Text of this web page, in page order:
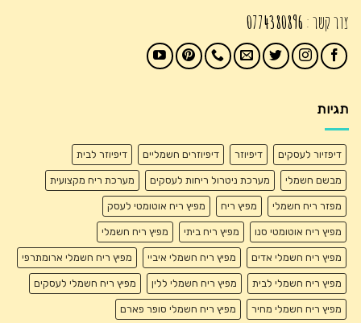
צור קשר : 0774380896
תגיות
דיפזיור לעסקים דיפיוזר דיפיוזרים חשמליים דיפיוזר לבית
מבשם חשמלי מערכת ניטרול ריחות לעסקים מערכת ריח מקצועית
מפזר ריח חשמלי מפיץ ריח מפיץ ריח אוטומטי לעסק
מפיץ ריח אוטומטי סנו מפיץ ריח ביתי מפיץ ריח חשמלי
מפיץ ריח חשמלי אדים מפיץ ריח חשמלי איביי מפיץ ריח חשמלי ארומתרפי
מפיץ ריח חשמלי לבית מפיץ ריח חשמלי ללין מפיץ ריח חשמלי לעסקים
מפיץ ריח חשמלי מחיר מפיץ ריח חשמלי סופר פארם